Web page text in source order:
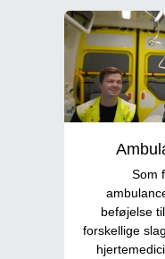
Job som
Som
beføjelse
forskellige